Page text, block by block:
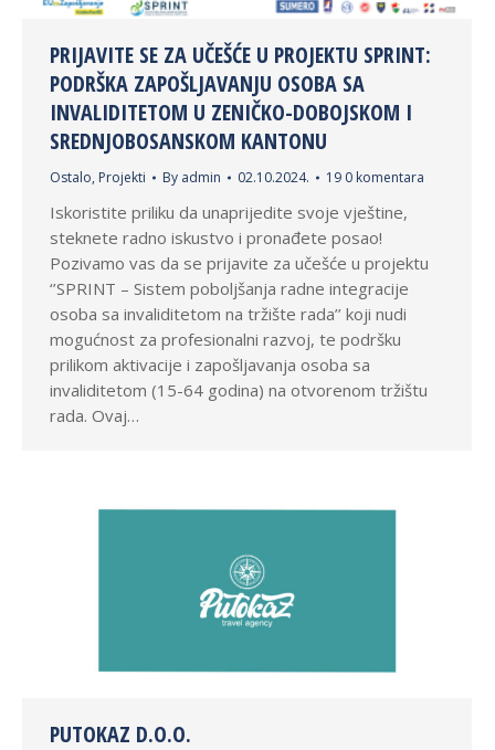
PRIJAVITE SE ZA UČEŠĆE U PROJEKTU SPRINT:
PODRŠKA ZAPOŠLJAVANJU OSOBA SA
INVALIDITETOM U ZENIČKO-DOBOJSKOM I
SREDNJOBOSANSKOM KANTONU
Ostalo, Projekti By admin 02.10.2024. 19 0 komentara
Iskoristite priliku da unaprijedite svoje vještine,
steknete radno iskustvo i pronađete posao!
Pozivamo vas da se prijavite za učešće u projektu
‘’SPRINT – Sistem poboljšanja radne integracije
osoba sa invaliditetom na tržište rada’’ koji nudi
mogućnost za profesionalni razvoj, te podršku
prilikom aktivacije i zapošljavanja osoba sa
invaliditetom (15-64 godina) na otvorenom tržištu
rada. Ovaj…
PUTOKAZ D.O.O.